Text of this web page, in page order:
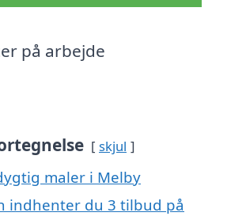
skjul
maler i Melby
indhenter du 3 tilbud på